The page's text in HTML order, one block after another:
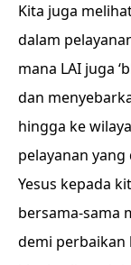
Kita juga
dalam
mana LAI juga
dan
hingga ke
pelayanan
Yesus kepada
bersama-sama
demi perbaikan